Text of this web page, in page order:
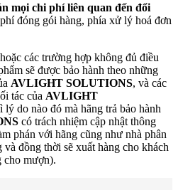
mọi chi phí liên quan đến đổi
đóng gói hàng, phía xử lý hoá đơn
các trường hợp không đủ điều
sẽ được bảo hành theo những
AVLIGHT SOLUTIONS, và các
tác của AVLIGHT
lý do nào đó mà hãng trả bảo hành
có trách nhiệm cập nhật thông
phán với hãng cũng như nhà phân
đồng thời sẽ xuất hàng cho khách
cho mượn).